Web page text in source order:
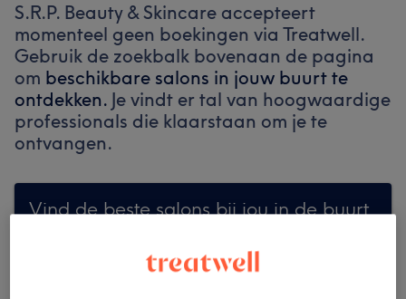
S.R.P. Beauty & Skincare accepteert
momenteel geen boekingen via Treatwell.
Gebruik de zoekbalk bovenaan de pagina
om beschikbare salons in jouw buurt te
ontdekken. Je vindt er tal van hoogwaardige
professionals die klaarstaan om je te
ontvangen.
Vind de beste salons bij jou in de buurt